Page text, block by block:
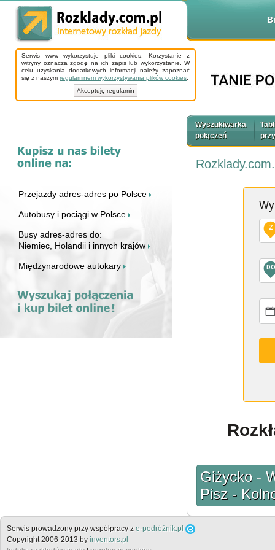
Serwis www wykorzystuje pliki cookies. Korzystanie z
witryny oznacza zgodę na ich zapis lub wykorzystanie. W
celu uzyskania dodatkowych informacji należy zapoznać
się z naszym regulaminem wykorzystywania plików cookies
Akceptuję regulamin
Przejazdy adres-adres po Polsce
Autobusy i pociągi w Polsce
Busy adres-adres do:
Niemiec, Holandii i innych krajów
Międzynarodowe autokary
Wyszukiwarka
połączeń
Z
DO
Giżycko -
Pisz -
Serwis prowadzony przy współpracy z e-podróżnik.pl
Copyright 2006-2013 by inventors.pl